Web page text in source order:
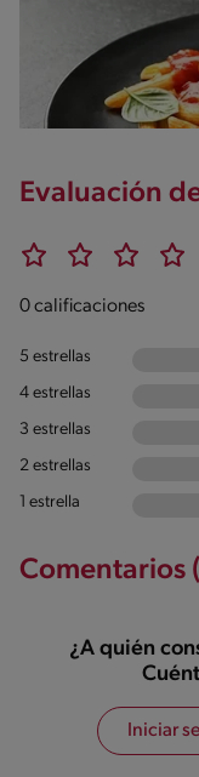
Evaluación
0 calificaciones
5 estrellas
4 estrellas
3 estrellas
2 estrellas
1 estrella
Comentarios
¿A quién
Iniciar